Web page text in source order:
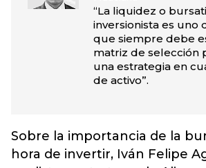
“La liquidez o
inversionista es uno
que siempre debe
matriz de selección
una estrategia en
de activo”.
Sobre la importancia de la
hora de invertir, Iván Felipe